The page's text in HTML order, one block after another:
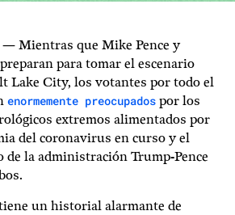
— Mientras que Mike Pence y
para tomar el escenario
Lake City, los votantes por todo el
enormemente preocupados por los
extremos alimentados por
del coronavirus en curso y el
de la administración Trump-Pence
un historial alarmante de